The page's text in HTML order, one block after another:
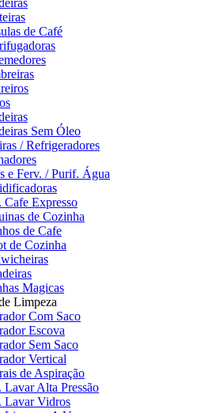
de Café
Sem Óleo
/ Refrigeradores
e Ferv. / Purif. Água
Cafe Expresso
de Cozinha
de Cafe
de Cozinha
Magicas
Limpeza
Com Saco
Escova
Sem Saco
Vertical
de Aspiração
Lavar Alta Pressão
Lavar Vidros